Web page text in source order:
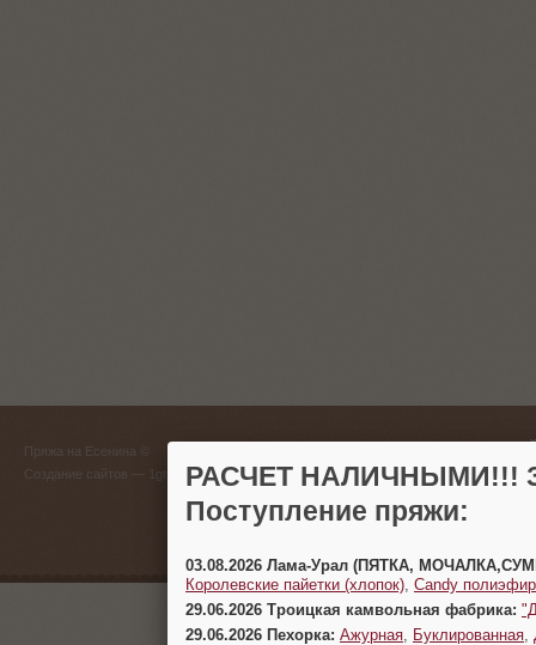
Пряжа на Есенина ©
Создание сайтов
(383)
г.
РАСЧЕТ НАЛИЧНЫМИ!!!
Поступление пряжи:
03.08.2026 Лама-Урал (ПЯТКА,
Королевские пайетки (хлопок) Candy
29.06.2026 Троицкая камвольная фабрика:
29.06.2026 Пехорка: Ажурная Буклированная